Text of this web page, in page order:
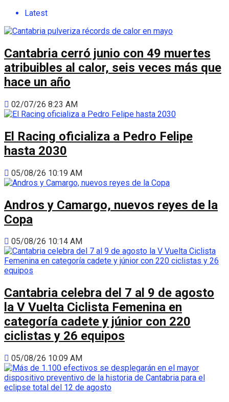
Latest
Cantabria cerró junio con 49 muertes
atribuibles al calor, seis veces más que
hace un año
02/07/26 8:23 AM
El Racing oficializa a Pedro Felipe
hasta 2030
05/08/26 10:19 AM
Andros y Camargo, nuevos reyes de la
Copa
05/08/26 10:14 AM
Cantabria celebra del 7 al 9 de agosto
la V Vuelta Ciclista Femenina en
categoría cadete y júnior con 220
ciclistas y 26 equipos
05/08/26 10:09 AM